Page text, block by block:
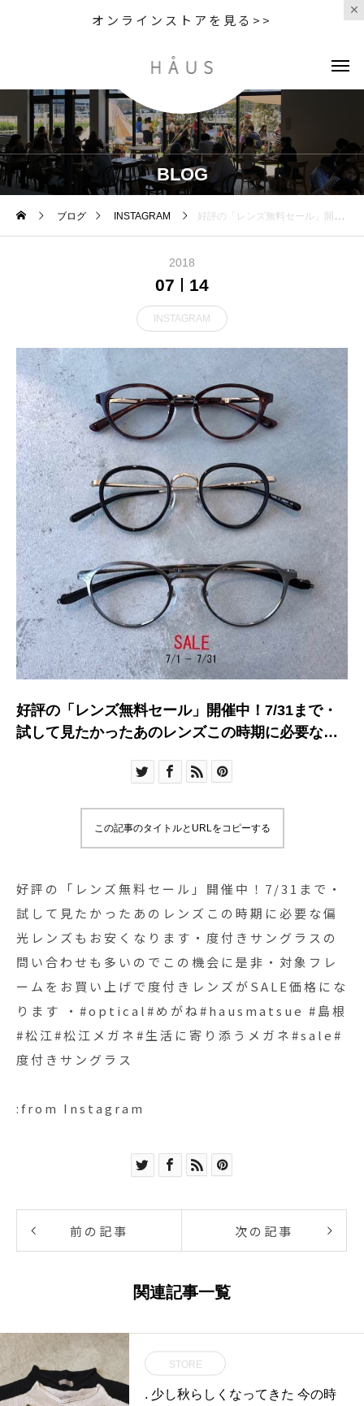
オンラインストアを見る>>
BLOG
ブログ INSTAGRAM 好評の「レンズ無料セール」開催中！7/31まで・試して見たかったあのレンズこの時期に必要な偏光レンズもお安くなります・度付きサングラスの問い合わせも多いのでこの機会に是非・対象フレームをお買い上げで度付きレンズがSALE価格になります ・#optical#めがね#hausmatsue #島根#松江#松江メガネ#生活に寄り添うメガネ#sale#度付きサングラス
2018
07 14
INSTAGRAM
好評の「レンズ無料セール」開催中！7/31まで・
試して見たかったあのレンズこの時期に必要な偏
問い合わせも多いのでこの機会に是非・対象フレ
ります ・#optical#めがね#hausmatsue #島根#松
この記事のタイトルとURLをコピーする
好評の「レンズ無料セール」開催中！7/31まで・
試して見たかったあのレンズこの時期に必要な偏
光レンズもお安くなります・度付きサングラスの
問い合わせも多いのでこの機会に是非・対象フレ
ームをお買い上げで度付きレンズがSALE価格にな
ります ・#optical#めがね#hausmatsue #島根
#松江#松江メガネ#生活に寄り添うメガネ#sale#
度付きサングラス
:from Instagram
前の記事 次の記事
関連記事一覧
STORE
. 少し秋らしくなってきた 今の時